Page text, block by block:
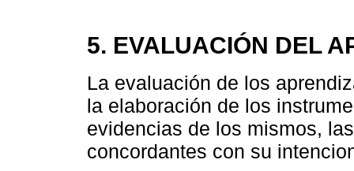
5. EVALUACIÓN DEL
La evaluación de los
la elaboración de los
evidencias de los mismos,
concordantes con su